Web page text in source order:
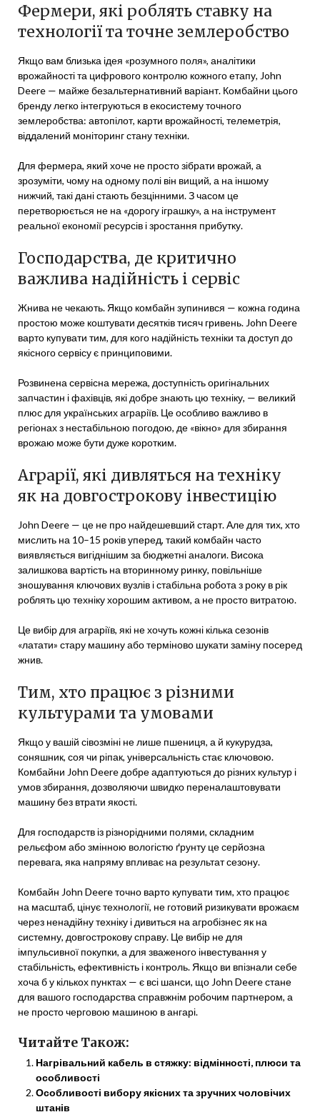
Фермери, які роблять ставку на
технології та точне землеробство
Якщо вам близька ідея «розумного поля», аналітики
врожайності та цифрового контролю кожного етапу, John
Deere — майже безальтернативний варіант. Комбайни цього
бренду легко інтегруються в екосистему точного
землеробства: автопілот, карти врожайності, телеметрія,
віддалений моніторинг стану техніки.
Для фермера, який хоче не просто зібрати врожай, а
зрозуміти, чому на одному полі він вищий, а на іншому
нижчий, такі дані стають безцінними. З часом це
перетворюється не на «дорогу іграшку», а на інструмент
реальної економії ресурсів і зростання прибутку.
Господарства, де критично
важлива надійність і сервіс
Жнива не чекають. Якщо комбайн зупинився — кожна година
простою може коштувати десятків тисяч гривень. John Deere
варто купувати тим, для кого надійність техніки та доступ до
якісного сервісу є принциповими.
Розвинена сервісна мережа, доступність оригінальних
запчастин і фахівців, які добре знають цю техніку, — великий
плюс для українських аграріїв. Це особливо важливо в
регіонах з нестабільною погодою, де «вікно» для збирання
врожаю може бути дуже коротким.
Аграрії, які дивляться на техніку
як на довгострокову інвестицію
John Deere — це не про найдешевший старт. Але для тих, хто
мислить на 10–15 років уперед, такий комбайн часто
виявляється вигіднішим за бюджетні аналоги. Висока
залишкова вартість на вторинному ринку, повільніше
зношування ключових вузлів і стабільна робота з року в рік
роблять цю техніку хорошим активом, а не просто витратою.
Це вибір для аграріїв, які не хочуть кожні кілька сезонів
«латати» стару машину або терміново шукати заміну посеред
жнив.
Тим, хто працює з різними
культурами та умовами
Якщо у вашій сівозміні не лише пшениця, а й кукурудза,
соняшник, соя чи ріпак, універсальність стає ключовою.
Комбайни John Deere добре адаптуються до різних культур і
умов збирання, дозволяючи швидко переналаштовувати
машину без втрати якості.
Для господарств із різнорідними полями, складним
рельєфом або змінною вологістю ґрунту це серйозна
перевага, яка напряму впливає на результат сезону.
Комбайн John Deere точно варто купувати тим, хто працює
на масштаб, цінує технології, не готовий ризикувати врожаєм
через ненадійну техніку і дивиться на агробізнес як на
системну, довгострокову справу. Це вибір не для
імпульсивної покупки, а для зваженого інвестування у
стабільність, ефективність і контроль. Якщо ви впізнали себе
хоча б у кількох пунктах — є всі шанси, що John Deere стане
для вашого господарства справжнім робочим партнером, а
не просто черговою машиною в ангарі.
Читайте Також:
Нагрівальний кабель в стяжку: відмінності, плюси та
особливості
Особливості вибору якісних та зручних чоловічих
штанів